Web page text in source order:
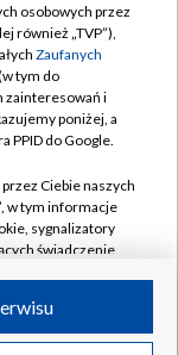
osobowych przez
również „TVP”),
Zaufanych
tym do
zainteresowań i
poniżej, a
PPID do Google.
Ciebie naszych
w tym informacje
sygnalizatory
świadczenie